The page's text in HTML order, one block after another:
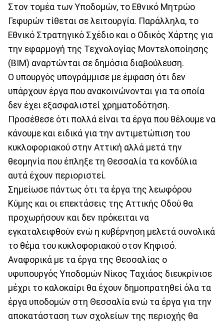
Στον τομέα των Υποδομών, το Εθνικό Μητρώο
Γεφυρών τίθεται σε λειτουργία. Παράλληλα, το
Εθνικό Στρατηγικό Σχέδιο και ο Οδικός Χάρτης για
την εφαρμογή της Τεχνολογίας Μοντελοποίησης
(ΒΙΜ) αναρτώνται σε δημόσια διαβούλευση.
Ο υπουργός υπογράμμισε με έμφαση ότι δεν
υπάρχουν έργα που ανακοινώνονται για τα οποία
δεν έχει εξασφαλιστεί χρηματοδότηση.
Προσέθεσε ότι πολλά είναι τα έργα που θέλουμε να
κάνουμε και ειδικά για την αντιμετώπιση του
κυκλοφοριακού στην Αττική αλλά μετά την
θεομηνία που έπληξε τη Θεσσαλία τα κονδύλια
αυτά έχουν περιοριστεί.
Σημείωσε πάντως ότι τα έργα της λεωφόρου
Κύμης και οι επεκτάσεις της Αττικής Οδού θα
προχωρήσουν και δεν πρόκειται να
εγκαταλειφθούν ενώ η κυβέρνηση μελετά συνολικά
το θέμα του κυκλοφοριακού στον Κηφισό.
Αναφορικά με τα έργα της Θεσσαλίας ο
υφυπουργός Υποδομών Νίκος Ταχιάος διευκρίνισε
μέχρι το καλοκαίρι θα έχουν δημοπρατηθεί όλα τα
έργα υποδομών στη Θεσσαλία ενώ τα έργα για την
αποκατάσταση των σχολείων της περιοχής θα